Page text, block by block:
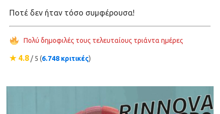
Ποτέ δεν ήταν τόσο συμφέρουσα!
Πολύ δημοφιλές τους τελευταίους τριάντα ημέρες
★ 4.8 / 5 (6.748 κριτικές)